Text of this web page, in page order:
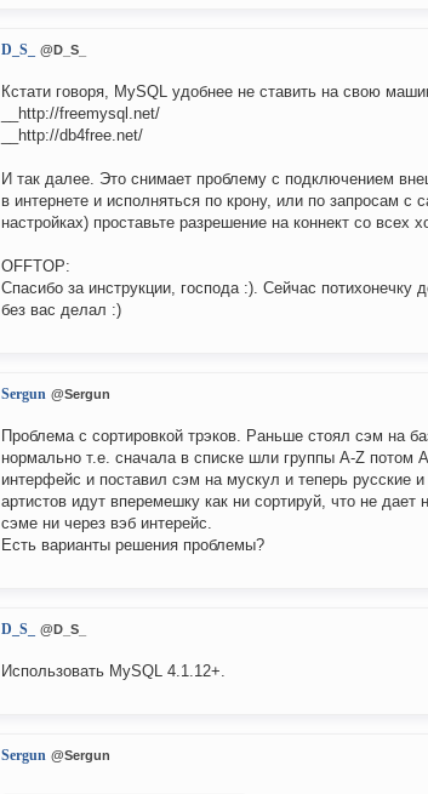
D_S_ @D_S_
Кстати говоря, MySQL удобнее не ставить на свою
__http://freemysql.net/
__http://db4free.net/
И так далее. Это снимает проблему с подключением
в интернете и исполняться по крону, или по запросам с
настройках) проставьте разрешение на коннект со всех
OFFTOP:
Спасибо за инструкции, господа :). Сейчас
без вас делал :)
Sergun @Sergun
Проблема с сортировкой трэков. Раньше стоял сэм на
нормально т.е. сначала в списке шли группы A-Z потом
интерфейс и поставил сэм на мускул и теперь русские
артистов идут вперемешку как ни сортируй, что не
сэме ни через вэб интерейс.
Есть варианты решения проблемы?
D_S_ @D_S_
Использовать MySQL 4.1.12+.
Sergun @Sergun